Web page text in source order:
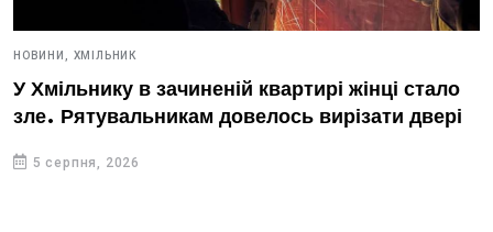
НОВИНИ, ХМІЛЬНИК
У Хмільнику в зачиненій квартирі жінці стало
зле. Рятувальникам довелось вирізати двері
5 серпня, 2026